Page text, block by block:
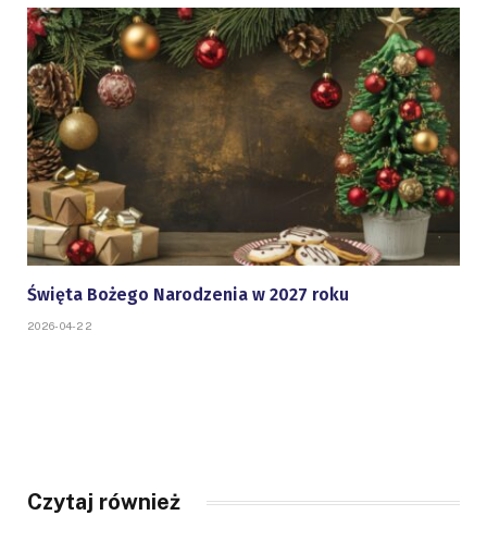
Święta Bożego Narodzenia w 2027 roku
2026-04-22
Czytaj również